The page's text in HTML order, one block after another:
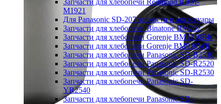
Запчасти для хлебопечи Redmond RBM-
M1921
Для Panasonic SD-207 запчасти и аксессуары
Запчасти для хлебопечи Binatone BM202
Запчасти для хлебопечи Gorenje BM1210BK
Запчасти для хлебопечи Gorenje BM910WII
Запчасти для хлебопечи Panasonic SD-B2510
Запчасти для хлебопечи Panasonic SD-R2520
Запчасти для хлебопечи Panasonic SD-R2530
Запчасти для хлебопечи Panasonic SD-
YR2540
Запчасти для хлебопечи Panasonic SD-